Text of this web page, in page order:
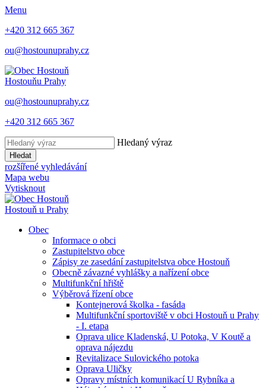
Menu
+420 312 665 367
ou@hostounuprahy.cz
Hostouňu Prahy
ou@hostounuprahy.cz
+420 312 665 367
Hledaný výraz
Hledat
rozšířené vyhledávání
Mapa webu
Vytisknout
Hostouň u Prahy
Obec
Informace o obci
Zastupitelstvo obce
Zápisy ze zasedání zastupitelstva obce Hostouň
Obecně závazné vyhlášky a nařízení obce
Multifunkční hřiště
Výběrová řízení obce
Kontejnerová školka - fasáda
Multifunkční sportoviště v obci Hostouň u Prahy
- I. etapa
Oprava ulice Kladenská, U Potoka, V Koutě a
oprava nájezdu
Revitalizace Sulovického potoka
Oprava Uličky
Opravy místních komunikací U Rybníka a